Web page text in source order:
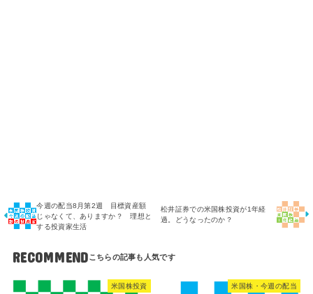
今週の配当8月第2週 目標資産額
じゃなくて、ありますか？ 理想と
する投資家生活
松井証券での米国株投資が1年経
過。どうなったのか？
RECOMMEND
米国株投資 米国株・今週の配当